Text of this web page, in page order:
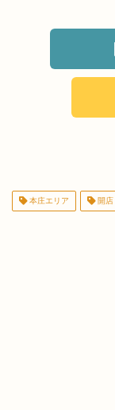
本庄エリア 開店